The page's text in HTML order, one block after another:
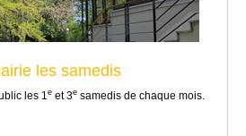
les samedis
les 1e et 3e samedis de chaque mois.